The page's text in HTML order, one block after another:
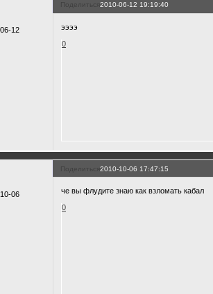
Поделиться2010-06-12 19:19:40
12
ээээ
0
Поделиться2010-10-06 17:47:15
06
че вы флудите знаю как взломать кабал
0